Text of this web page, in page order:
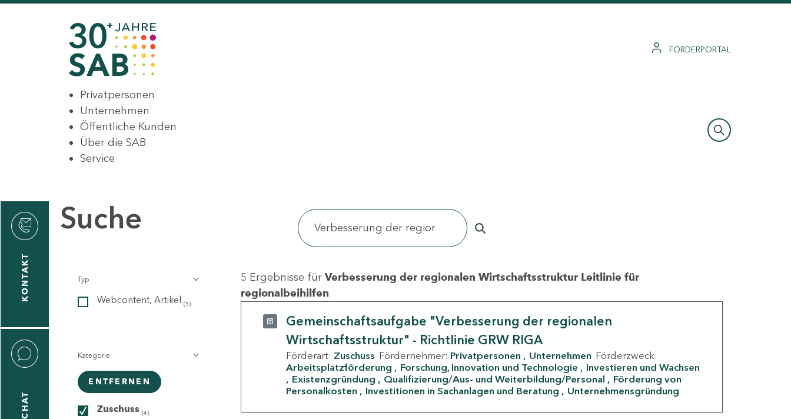
FÖRDERPORTAL
Privatpersonen
Unternehmen
Öffentliche Kunden
Über die SAB
Service
KONTAKT
CHAT
Suche
Typ
Webcontent, Artikel (5)
Kategorie
ENTFERNEN
Zuschuss (4)
5 Ergebnisse für Verbesserung der regionalen Wirtschaftsstruktur Leitlinie für
regionalbeihilfen
Gemeinschaftsaufgabe "Verbesserung der regionalen
Wirtschaftsstruktur" - Richtlinie GRW RIGA
Förderart: Zuschuss Fördernehmer: Privatpersonen Unternehmen Förderzweck:
Arbeitsplatzförderung
Forschung, Innovation und Technologie
Investieren und Wachsen
Existenzgründung
Qualifizierung/Aus- und Weiterbildung/Personal
Förderung von
Personalkosten
Investitionen in Sachanlagen und Beratung Unternehmensgründung